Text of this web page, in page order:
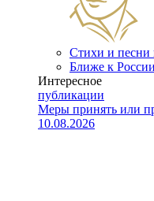
Стихи и песни
Ближе к
Интересное
публикации
Меры принять или
10.08.2026